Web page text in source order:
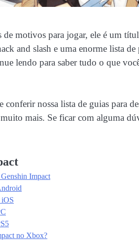
de motivos para jogar, ele é um
and slash e uma enorme lista de
lendo para saber tudo o que
nossa lista de guias para
mais. Se ficar com alguma
Impact
iOS
no Xbox?